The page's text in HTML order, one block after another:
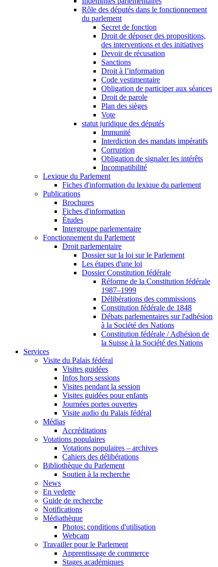
Rôle des députés dans le fonctionnement
du parlement
Secret de fonction
Droit de déposer des propositions,
des interventions et des initiatives
Devoir de récusation
Sanctions
Droit à l’information
Code vestimentaire
Obligation de participer aux séances
Droit de parole
Plan des sièges
Vote
statut juridique des députés
Immunité
Interdiction des mandats impératifs
Corruption
Obligation de signaler les intérêts
Incompatibilité
Lexique du Parlement
Fiches d'information du lexique du parlement
Publications
Brochures
Fiches d'information
Études
Intergroupe parlementaire
Fonctionnement du Parlement
Droit parlementaire
Dossier sur la loi sur le Parlement
Les étapes d'une loi
Dossier Constitution fédérale
Réforme de la Constitution fédérale
1987–1999
Délibérations des commissions
Constitution fédérale de 1848
Débats parlementaires sur l'adhésion
à la Société des Nations
Constitution fédérale / Adhésion de
la Suisse à la Société des Nations
Services
Visite du Palais fédéral
Visites guidées
Infos hors sessions
Visites pendant la session
Visites guidées pour enfants
Journées portes ouvertes
Visite audio du Palais fédéral
Médias
Accréditations
Votations populaires
Votations populaires – archives
Cahiers des délibérations
Bibliothèque du Parlement
Soutien à la recherche
News
En vedette
Guide de recherche
Notifications
Médiathèque
Photos: conditions d'utilisation
Webcam
Travailler pour le Parlement
Apprentissage de commerce
Stages académiques